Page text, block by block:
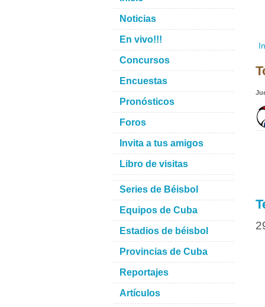
Noticias
En vivo!!!
Concursos
Encuestas
Pronósticos
Foros
Invita a tus amigos
Libro de visitas
Series de Béisbol
Equipos de Cuba
Estadios de béisbol
Provincias de Cuba
Reportajes
Artículos